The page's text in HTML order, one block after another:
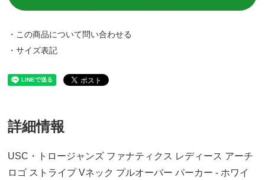
・この商品について問い合わせる
・サイズ表記
詳細情報
USC・トロージャンズ ファナティクス レディース アーチ
ロゴ ストライプ Vネック プルオーバー パーカー - ホワイ